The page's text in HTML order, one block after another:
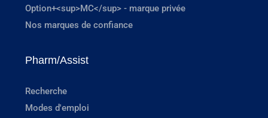
Option+<sup>MC</sup> - marque privée
Nos marques de confiance
Pharm/Assist
Recherche
Modes d'emploi